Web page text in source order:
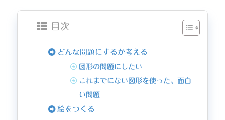
目次
どんな問題にするか考える
図形の問題にしたい
これまでにない図形を使った、面白
い問題
絵をつくる